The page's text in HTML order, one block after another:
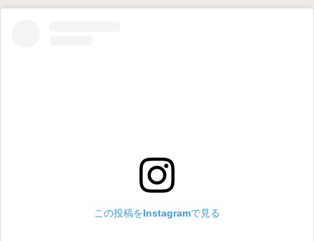
この投稿をInstagramで見る